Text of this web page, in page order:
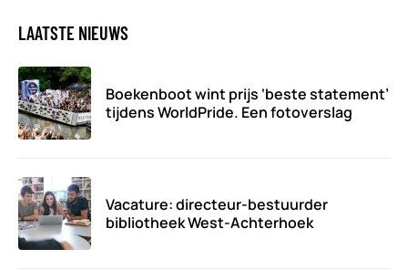
LAATSTE NIEUWS
Boekenboot wint prijs ‘beste statement’
tijdens WorldPride. Een fotoverslag
Vacature: directeur-bestuurder
bibliotheek West-Achterhoek